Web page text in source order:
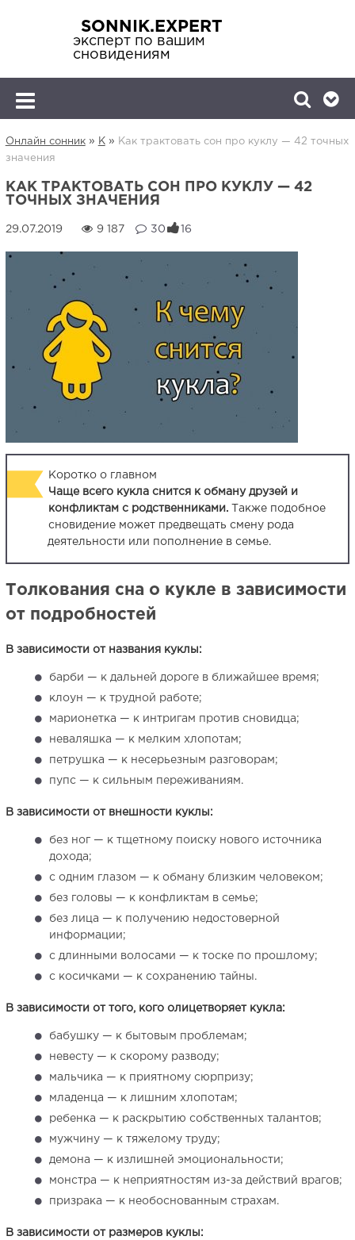
SONNIK.EXPERT
эксперт по вашим
сновидениям
Онлайн сонник» К »
Как трактовать сон про куклу — 42 точных
значения
КАК ТРАКТОВАТЬ СОН ПРО КУКЛУ — 42
ТОЧНЫХ ЗНАЧЕНИЯ
9 187 30 16
Коротко о главном
Чаще всего кукла снится к обману друзей и
конфликтам с родственниками.Также подобное
сновидение может предвещать смену рода
деятельности или пополнение в семье.
Толкования сна о кукле в зависимости
от подробностей
В зависимости от названия куклы:
барби — к дальней дороге в ближайшее время;
клоун — к трудной работе;
марионетка — к интригам против сновидца;
неваляшка — к мелким хлопотам;
петрушка — к несерьезным разговорам;
пупс — к сильным переживаниям.
В зависимости от внешности куклы:
без ног — к тщетному поиску нового источника
дохода;
с одним глазом — к обману близким человеком;
без головы — к конфликтам в семье;
без лица — к получению недостоверной
информации;
с длинными волосами — к тоске по прошлому;
с косичками — к сохранению тайны.
В зависимости от того, кого олицетворяет кукла:
бабушку — к бытовым проблемам;
невесту — к скорому разводу;
мальчика — к приятному сюрпризу;
младенца — к лишним хлопотам;
ребенка — к раскрытию собственных талантов;
мужчину — к тяжелому труду;
демона — к излишней эмоциональности;
монстра — к неприятностям из-за действий врагов;
призрака — к необоснованным страхам.
В зависимости от размеров куклы: